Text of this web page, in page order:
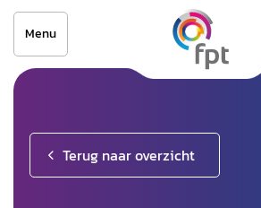
Menu
Terug naar overzicht